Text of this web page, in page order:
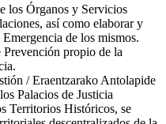
los Órganos y Servicios
así como elaborar y
de los mismos.
propio de la
/ Eraentzarako Antolapide
Palacios de Justicia
Territorios Históricos, se